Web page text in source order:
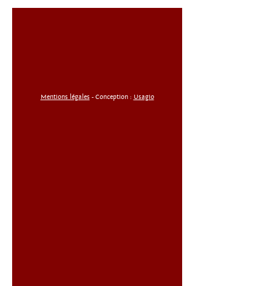
Mentions légales - Conception : Usagio